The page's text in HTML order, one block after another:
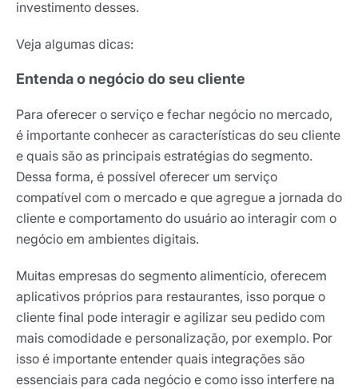
investimento desses.
Veja algumas dicas:
Entenda o negócio do seu cliente
Para oferecer o serviço e fechar negócio no mercado,
é importante conhecer as características do seu cliente
e quais são as principais estratégias do segmento.
Dessa forma, é possível oferecer um serviço
compatível com o mercado e que agregue a jornada do
cliente e comportamento do usuário ao interagir com o
negócio em ambientes digitais.
Muitas empresas do segmento alimentício, oferecem
aplicativos próprios para restaurantes, isso porque o
cliente final pode interagir e agilizar seu pedido com
mais comodidade e personalização, por exemplo. Por
isso é importante entender quais integrações são
essenciais para cada negócio e como isso interfere na